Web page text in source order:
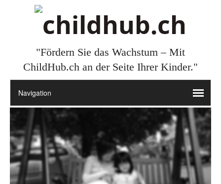
"Fördern Sie das Wachstum – Mit
ChildHub.ch an der Seite Ihrer Kinder."